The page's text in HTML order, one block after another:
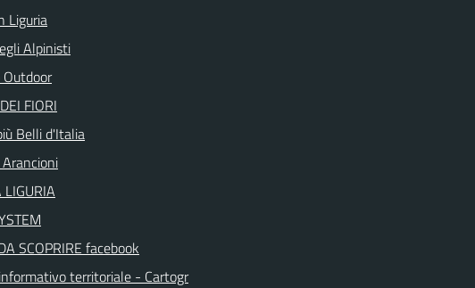
Liguria
Alpinisti
FIORI
Belli d'Italia
LIGURIA
SCOPRIRE facebook
territoriale - Cartogr